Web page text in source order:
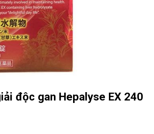
độc gan Hepalyse EX 240